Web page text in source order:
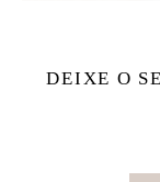
DEIXE O